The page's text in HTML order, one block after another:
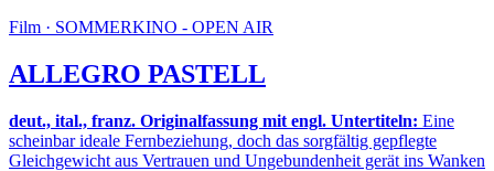
Film · SOMMERKINO - OPEN AIR
ALLEGRO PASTELL
deut., ital., franz. Originalfassung mit engl. Untertiteln: Eine
scheinbar ideale Fernbeziehung, doch das sorgfältig gepflegte
Gleichgewicht aus Vertrauen und Ungebundenheit gerät ins Wanken